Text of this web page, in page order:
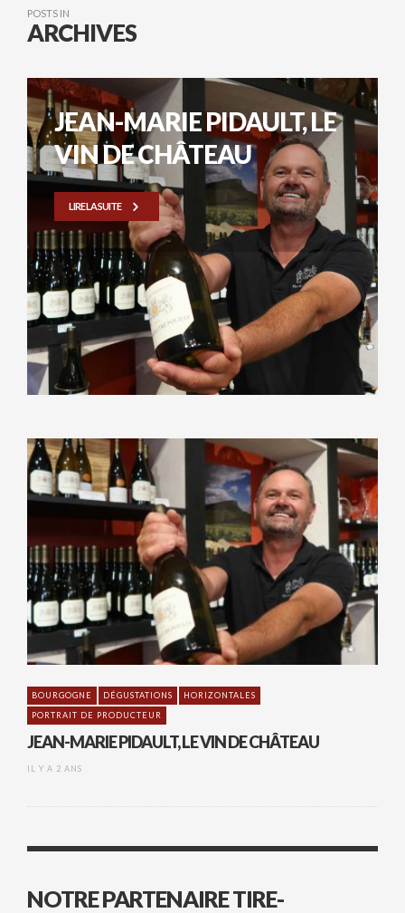
POSTS IN
ARCHIVES
JEAN-MARIE PIDAULT, LE
VIN DE CHÂTEAU
LIRE LA SUITE
BOURGOGNE DÉGUSTATIONS
HORIZONTALES
PORTRAIT DE PRODUCTEUR
JEAN-MARIE PIDAULT, LE VIN DE CHÂTEAU
IL Y A 2 ANS
NOTRE PARTENAIRE TIRE-